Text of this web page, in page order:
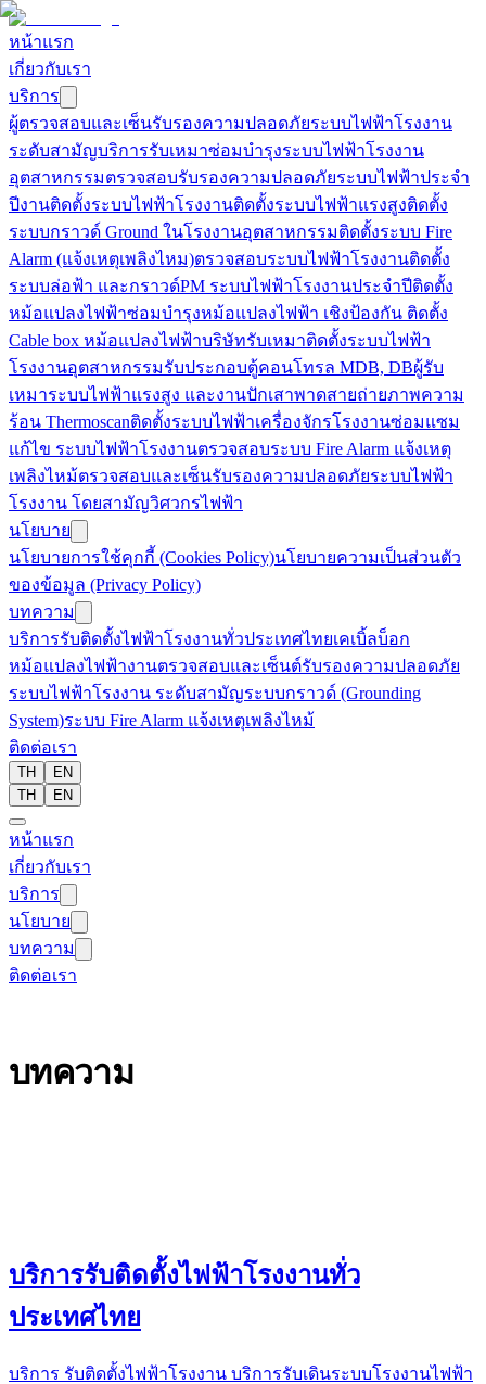
หน้าแรก
เกี่ยวกับเรา
บริการ
ผู้ตรวจสอบและเซ็นรับรองความปลอดภัยระบบไฟฟ้าโรงงาน
ระดับสามัญบริการรับเหมาซ่อมบำรุงระบบไฟฟ้าโรงงาน
อุตสาหกรรมตรวจสอบรับรองความปลอดภัยระบบไฟฟ้าประจำ
ปีงานติดตั้งระบบไฟฟ้าโรงงานติดตั้งระบบไฟฟ้าแรงสูงติดตั้ง
ระบบกราวด์ Ground ในโรงงานอุตสาหกรรมติดตั้งระบบ Fire
Alarm (แจ้งเหตุเพลิงไหม)ตรวจสอบระบบไฟฟ้าโรงงานติดตั้ง
ระบบล่อฟ้า และกราวด์PM ระบบไฟฟ้าโรงงานประจำปีติดตั้ง
หม้อแปลงไฟฟ้าซ่อมบำรุงหม้อแปลงไฟฟ้า เชิงป้องกัน ติดตั้ง
Cable box หม้อแปลงไฟฟ้าบริษัทรับเหมาติดตั้งระบบไฟฟ้า
โรงงานอุตสาหกรรมรับประกอบตู้คอนโทรล MDB, DBผู้รับ
เหมาระบบไฟฟ้าแรงสูง และงานปักเสาพาดสายถ่ายภาพความ
ร้อน Thermoscanติดตั้งระบบไฟฟ้าเครื่องจักรโรงงานซ่อมแซม
แก้ไข ระบบไฟฟ้าโรงงานตรวจสอบระบบ Fire Alarm แจ้งเหตุ
เพลิงไหม้ตรวจสอบและเซ็นรับรองความปลอดภัยระบบไฟฟ้า
โรงงาน โดยสามัญวิศวกรไฟฟ้า
นโยบาย
นโยบายการใช้คุกกี้ (Cookies Policy)นโยบายความเป็นส่วนตัว
ของข้อมูล (Privacy Policy)
บทความ
บริการรับติดตั้งไฟฟ้าโรงงานทั่วประเทศไทยเคเบิ้ลบ็อก
หม้อแปลงไฟฟ้างานตรวจสอบและเซ็นต์รับรองความปลอดภัย
ระบบไฟฟ้าโรงงาน ระดับสามัญระบบกราวด์ (Grounding
System)ระบบ Fire Alarm แจ้งเหตุเพลิงไหม้
ติดต่อเรา
TH
EN
TH
EN
หน้าแรก
เกี่ยวกับเรา
บริการ
นโยบาย
บทความ
ติดต่อเรา
บทความ
บริการรับติดตั้งไฟฟ้าโรงงานทั่ว
ประเทศไทย
บริการ รับติดตั้งไฟฟ้าโรงงาน บริการรับเดินระบบโรงงานไฟฟ้า